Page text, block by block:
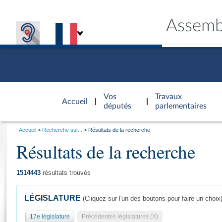
Accueil
d'accueil
Vos
députés
Travaux
parlementaires
Général
Vous
Accueil Recherche sur... Résultats de la recherche
Résultats de la recherche
1514443 résultats trouvés
LÉGISLATURE (Cliquez sur l'un des boutons pour faire un choix)
17e législature Précédentes législatures (X)